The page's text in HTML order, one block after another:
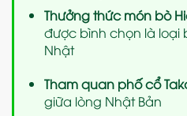
Thưởng thức món bò
được bình chọn là loại
Nhật
Tham quan phố cổ
giữa lòng Nhật Bản